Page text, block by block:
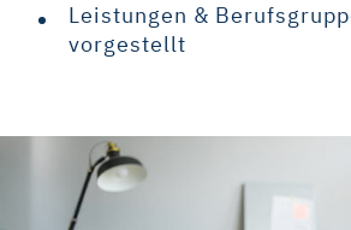
Therapeutensoftware
Pflege-App
Selektivverträge
Leistungen &
vorgestellt